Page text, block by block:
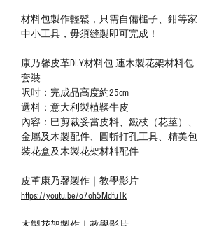
材料包製作輕鬆，只需自備槌子、鉗等家
中小工具，毋須縫製即可完成！
康乃馨皮革DI.Y材料包 連木製花架材料包
套裝
呎吋：完成品高度約25cm
選料：意大利製植鞣牛皮
內容：巳剪裁妥當皮料、鐵枝（花莖）、
金屬及木製配件、圓斬打孔工具、精美包
裝花盒及木製花架材料配件
皮革康乃馨製作｜教學影片
https://youtu.be/o7oh5MdfuTk